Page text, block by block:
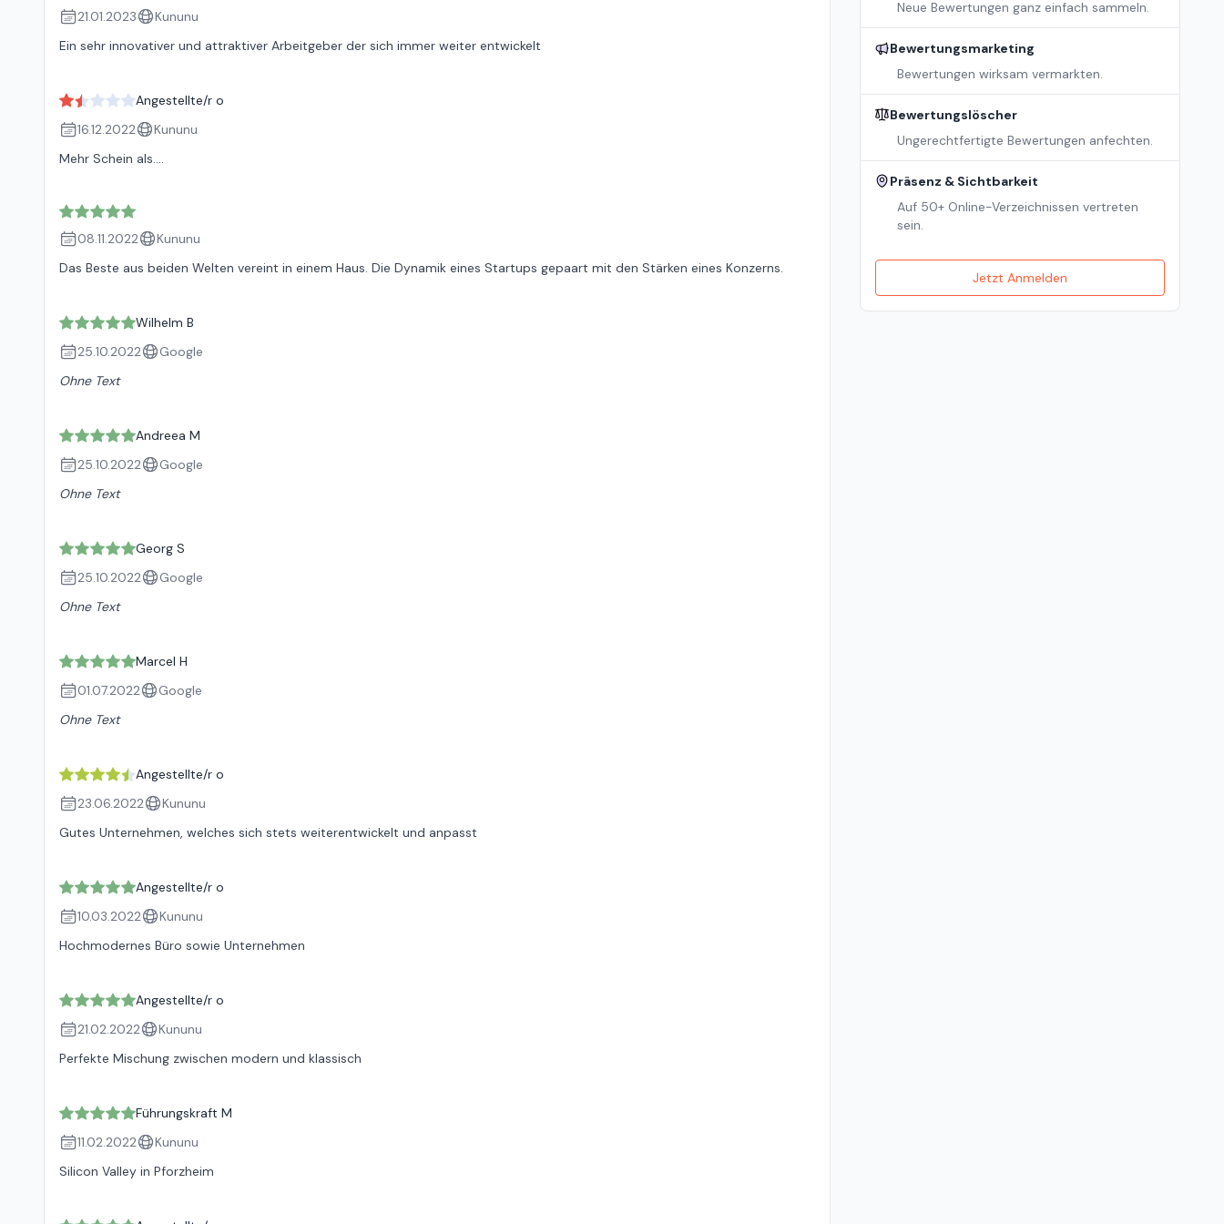
21.01.2023
Kununu
Ein sehr innovativer und attraktiver Arbeitgeber der sich immer weiter entwickelt
Angestellte/r o
16.12.2022
Kununu
Mehr Schein als....
08.11.2022
Kununu
Das Beste aus beiden Welten vereint in einem Haus. Die Dynamik eines Startups gepaart mit den Stärken eines Konzerns.
Wilhelm B
25.10.2022
Google
Ohne Text
Andreea M
25.10.2022
Google
Ohne Text
Georg S
25.10.2022
Google
Ohne Text
Marcel H
01.07.2022
Google
Ohne Text
Angestellte/r o
23.06.2022
Kununu
Gutes Unternehmen, welches sich stets weiterentwickelt und anpasst
Angestellte/r o
10.03.2022
Kununu
Hochmodernes Büro sowie Unternehmen
Angestellte/r o
21.02.2022
Kununu
Perfekte Mischung zwischen modern und klassisch
Führungskraft M
11.02.2022
Kununu
Silicon Valley in Pforzheim
Neue Bewertungen ganz einfach sammeln.
Bewertungsmarketing
Bewertungen wirksam vermarkten.
Bewertungslöscher
Ungerechtfertigte Bewertungen anfechten.
Präsenz & Sichtbarkeit
Auf 50+ Online-Verzeichnissen vertreten
sein.
Jetzt Anmelden